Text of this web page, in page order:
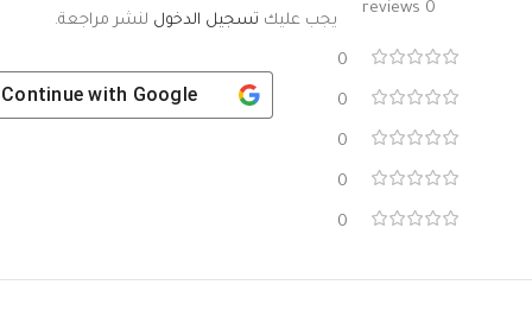
0 reviews
0
0
0
0
0
يجب عليك تسجيل الدخول لنشر مراجعة.
Continue with Google